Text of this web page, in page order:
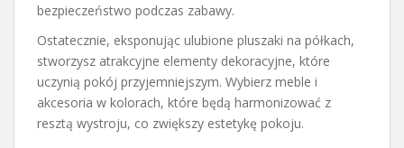
bezpieczeństwo podczas zabawy.
Ostatecznie, eksponując ulubione pluszaki na półkach,
stworzysz atrakcyjne elementy dekoracyjne, które
uczynią pokój przyjemniejszym. Wybierz meble i
akcesoria w kolorach, które będą harmonizować z
resztą wystroju, co zwiększy estetykę pokoju.